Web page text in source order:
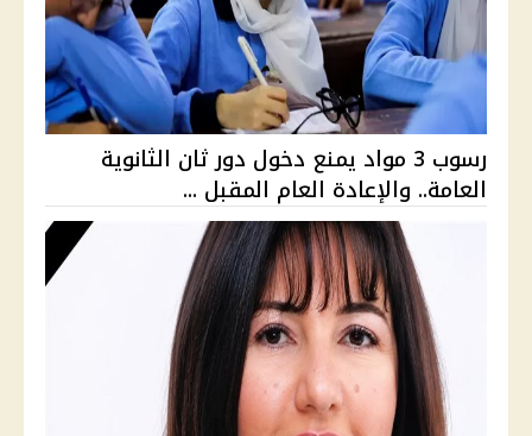
رسوب 3 مواد يمنع دخول دور ثان الثانوية
العامة.. والإعادة العام المقبل ...